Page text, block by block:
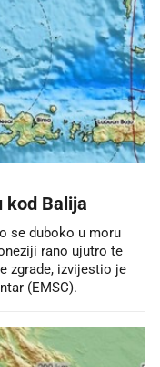
kod Balija
se duboko u moru
rano ujutro te
zgrade, izvijestio je
(EMSC).